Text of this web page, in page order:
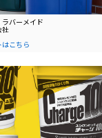
バーメイド
社
はこちら